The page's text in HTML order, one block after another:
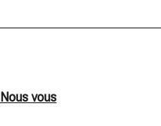
Nous vous